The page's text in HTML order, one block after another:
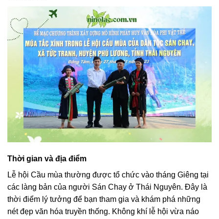
Thời gian và địa điểm
Lễ hội Cầu mùa thường được tổ chức vào tháng Giêng tại
các làng bản của người Sán Chay ở Thái Nguyên. Đây là
thời điểm lý tưởng để bạn tham gia và khám phá những
nét đẹp văn hóa truyền thống. Không khí lễ hội vừa náo